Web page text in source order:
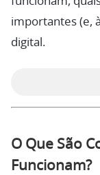
importantes (e,
digital.
O Que São
Funcionam?